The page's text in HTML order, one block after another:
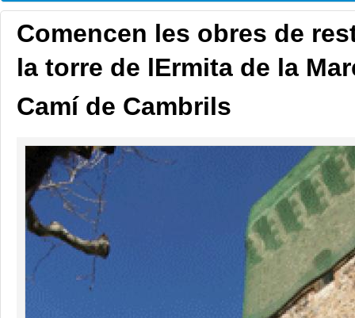
Comencen les obres de
la torre de lErmita de la
Camí de Cambrils